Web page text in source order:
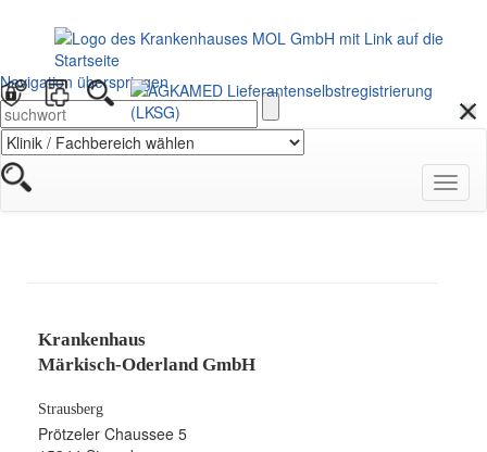
Navigation überspringen
Krankenhaus
Märkisch-Oderland GmbH
Strausberg
Prötzeler Chaussee 5